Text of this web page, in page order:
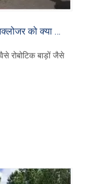
औद्योगिक स्वचालन के लिए एफआरपी रोबोट एनक्लोजर को क्या आदर्श बनाता है?
रोबोटिक बाड़ों जैसे